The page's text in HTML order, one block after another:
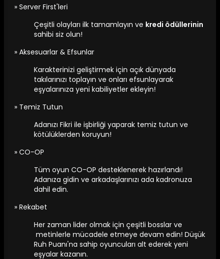
» Server First'leri
Çeşitli olayları ilk tamamlayın ve kredi ödüllerinin
sahibi siz olun!
» Aksesuarlar & Efsunlar
Karakterinizi geliştirmek için açık dünyada
takılarınızı toplayın ve onları efsunlayarak
eşyalarınıza yeni kabiliyetler ekleyin!
» Temiz Tutun
Adanızı Fikri ile işbirliği yaparak temiz tutun ve
kötülüklerden koruyun!
» CO-OP
Tüm oyun CO-OP desteklenerek hazırlandı!
Adanıza gidin ve arkadaşlarınızı ada kadronuza
dahil edin.
» Rekabet
Her zaman lider olmak için çeşitli bosslar ve
metinlerle mücadele etmeye devam edin! Düşük
Ruh Puanı'na sahip oyuncuları alt ederek yeni
eşyalar kazanın.